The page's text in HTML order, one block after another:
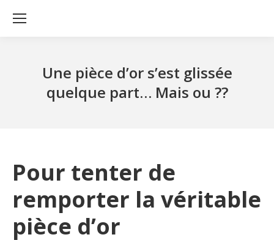
Une pièce d’or s’est glissée
quelque part… Mais ou ??
Pour tenter de
remporter la véritable
pièce d’or